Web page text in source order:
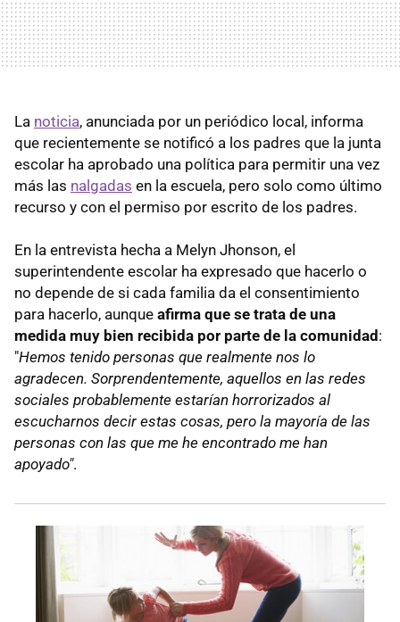
La noticia, anunciada por un periódico local, informa
que recientemente se notificó a los padres que la junta
escolar ha aprobado una política para permitir una vez
más las nalgadas en la escuela, pero solo como último
recurso y con el permiso por escrito de los padres.
En la entrevista hecha a Melyn Jhonson, el
superintendente escolar ha expresado que hacerlo o
no depende de si cada familia da el consentimiento
para hacerlo, aunque afirma que se trata de una
medida muy bien recibida por parte de la comunidad:
"Hemos tenido personas que realmente nos lo
agradecen. Sorprendentemente, aquellos en las redes
sociales probablemente estarían horrorizados al
escucharnos decir estas cosas, pero la mayoría de las
personas con las que me he encontrado me han
apoyado".